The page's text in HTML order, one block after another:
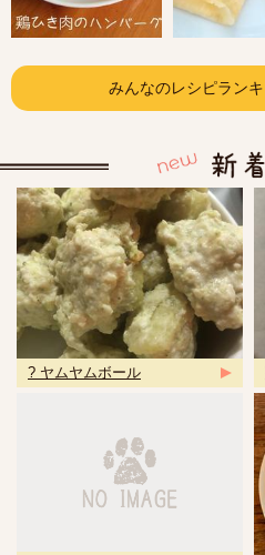
みんなのレシピラン
? ヤムヤムボール